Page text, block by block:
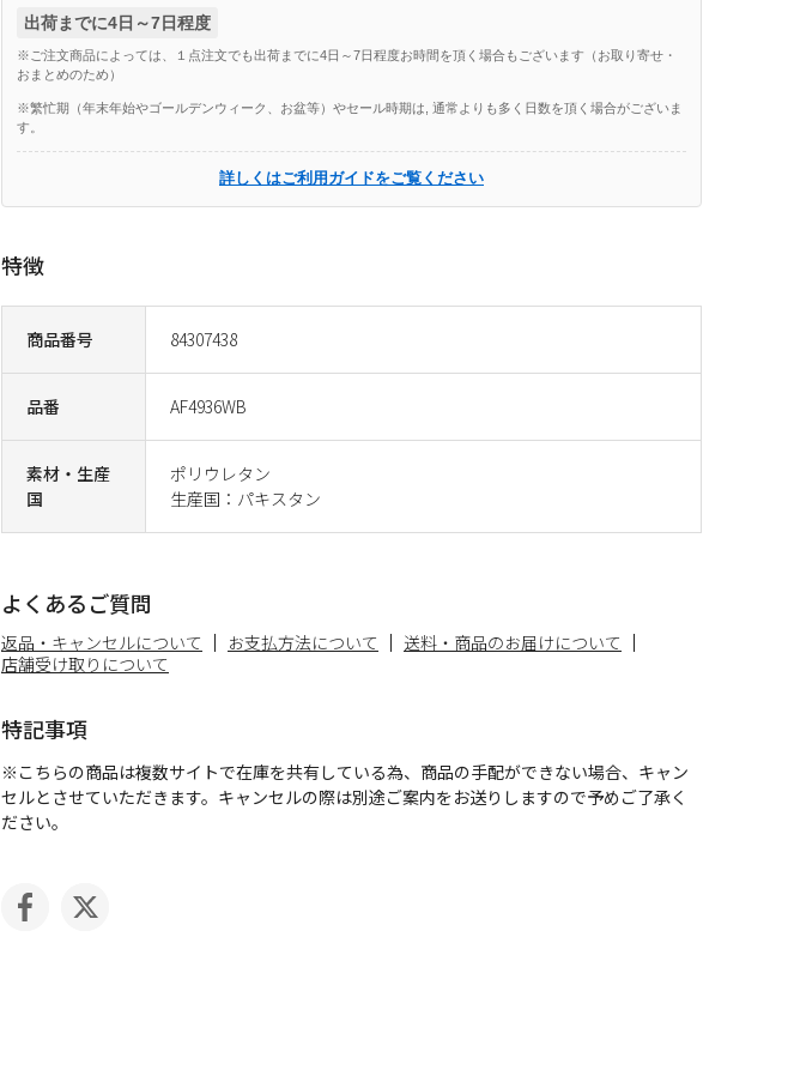
商品番号 84307438
品番 AF4936WB
素材・生産
国
ポリウレタン
生産国：パキスタン
出荷までに4日～7日程度
※ご注文商品によっては、１点注文でも出荷までに4日～7日程度お時間を頂く場合もございます（お取り寄せ・
おまとめのため）
※繁忙期（年末年始やゴールデンウィーク、お盆等）やセール時期は, 通常よりも多く日数を頂く場合がございま
す。
詳しくはご利用ガイドをご覧ください
特徴
よくあるご質問
返品・キャンセルについて お支払方法について
送料・商品のお届けについて
店舗受け取りについて
特記事項
※こちらの商品は複数サイトで在庫を共有している為、商品の手配ができない場合、キャン
セルとさせていただきます。キャンセルの際は別途ご案内をお送りしますので予めご了承く
ださい。